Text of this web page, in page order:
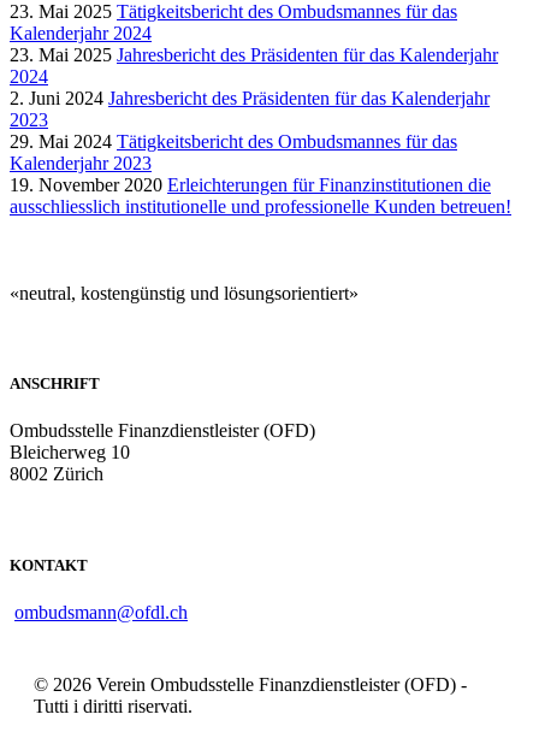
23. Mai 2025 Tätigkeitsbericht des Ombudsmannes für das
Kalenderjahr 2024
23. Mai 2025 Jahresbericht des Präsidenten für das Kalenderjahr
2024
2. Juni 2024 Jahresbericht des Präsidenten für das Kalenderjahr
2023
29. Mai 2024 Tätigkeitsbericht des Ombudsmannes für das
Kalenderjahr 2023
19. November 2020 Erleichterungen für Finanzinstitutionen die
ausschliesslich institutionelle und professionelle Kunden betreuen!
«neutral, kostengünstig und lösungsorientiert»
ANSCHRIFT
Ombudsstelle Finanzdienstleister (OFD)
Bleicherweg 10
8002 Zürich
KONTAKT
ombudsmann@ofdl.ch
© 2026 Verein Ombudsstelle Finanzdienstleister (OFD) -
Tutti i diritti riservati.